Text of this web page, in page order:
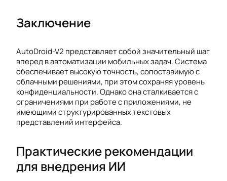
Заключение
AutoDroid-V2 представляет собой значительный шаг
вперед в автоматизации мобильных задач. Система
обеспечивает высокую точность, сопоставимую с
облачными решениями, при этом сохраняя уровень
конфиденциальности. Однако она сталкивается с
ограничениями при работе с приложениями, не
имеющими структурированных текстовых
представлений интерфейса.
Практические рекомендации
для внедрения ИИ